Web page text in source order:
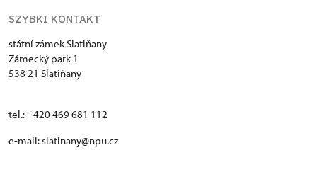
SZYBKI KONTAKT
státní zámek Slatiňany
Zámecký park 1
538 21 Slatiňany
tel.: +420 469 681 112
e-mail: slatinany@npu.cz